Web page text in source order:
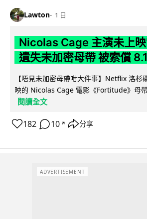
Lawton 1 日
Nicolas Cage 主演未上
遺失未加密母帶 被索償
【唔見未加密母帶咁大件事】Netflix 洛杉
映的 Nicolas Cage 電影《Fortitude》母
閱讀全文
182 10 ↗ 分享
ADVERTISEMENT